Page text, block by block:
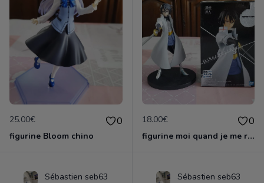
25.00€ 0
figurine Bloom chino
18.00€ 0
figurine moi quand je me reincarne en slime
Sébastien seb63 Sébastien seb63